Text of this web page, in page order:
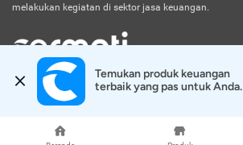
melakukan kegiatan di sektor jasa keuangan.
© 2026 Cermati. All Rights Reserved.
Temukan produk keuangan
terbaik yang pas untuk Anda.